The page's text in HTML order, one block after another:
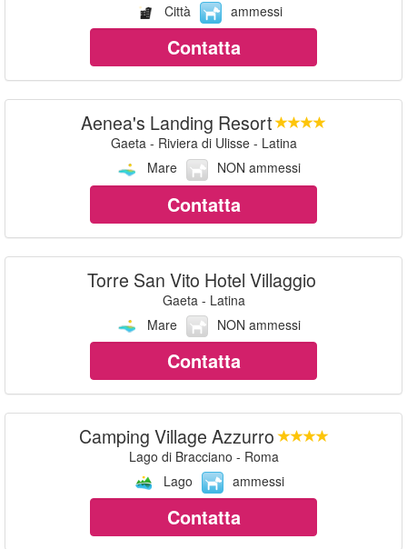
Città
ammessi
Contatta
Aenea's Landing Resort
Gaeta - Riviera di Ulisse - Latina
Mare
NON ammessi
Contatta
Torre San Vito Hotel Villaggio
Gaeta - Latina
Mare
NON ammessi
Contatta
Camping Village Azzurro
Lago di Bracciano - Roma
Lago
ammessi
Contatta